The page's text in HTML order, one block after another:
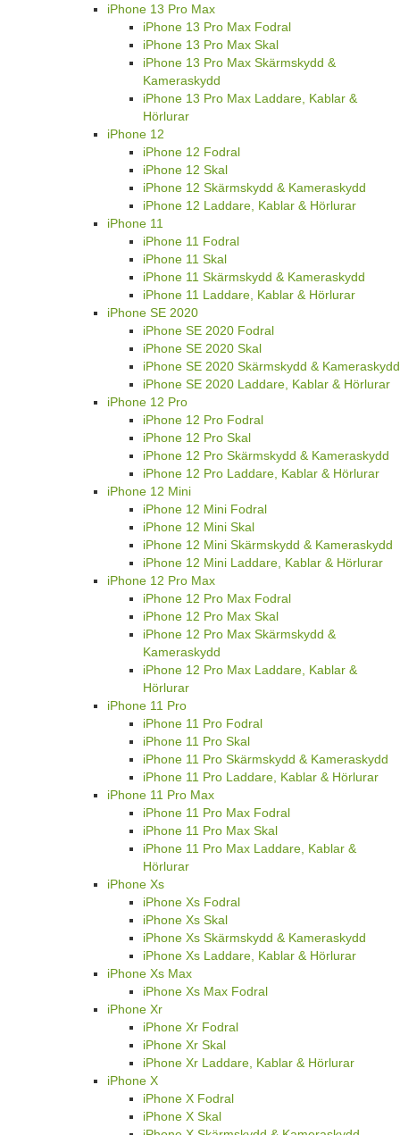
iPhone 13 Pro Max
iPhone 13 Pro Max Fodral
iPhone 13 Pro Max Skal
iPhone 13 Pro Max Skärmskydd &
Kameraskydd
iPhone 13 Pro Max Laddare, Kablar &
Hörlurar
iPhone 12
iPhone 12 Fodral
iPhone 12 Skal
iPhone 12 Skärmskydd & Kameraskydd
iPhone 12 Laddare, Kablar & Hörlurar
iPhone 11
iPhone 11 Fodral
iPhone 11 Skal
iPhone 11 Skärmskydd & Kameraskydd
iPhone 11 Laddare, Kablar & Hörlurar
iPhone SE 2020
iPhone SE 2020 Fodral
iPhone SE 2020 Skal
iPhone SE 2020 Skärmskydd & Kameraskydd
iPhone SE 2020 Laddare, Kablar & Hörlurar
iPhone 12 Pro
iPhone 12 Pro Fodral
iPhone 12 Pro Skal
iPhone 12 Pro Skärmskydd & Kameraskydd
iPhone 12 Pro Laddare, Kablar & Hörlurar
iPhone 12 Mini
iPhone 12 Mini Fodral
iPhone 12 Mini Skal
iPhone 12 Mini Skärmskydd & Kameraskydd
iPhone 12 Mini Laddare, Kablar & Hörlurar
iPhone 12 Pro Max
iPhone 12 Pro Max Fodral
iPhone 12 Pro Max Skal
iPhone 12 Pro Max Skärmskydd &
Kameraskydd
iPhone 12 Pro Max Laddare, Kablar &
Hörlurar
iPhone 11 Pro
iPhone 11 Pro Fodral
iPhone 11 Pro Skal
iPhone 11 Pro Skärmskydd & Kameraskydd
iPhone 11 Pro Laddare, Kablar & Hörlurar
iPhone 11 Pro Max
iPhone 11 Pro Max Fodral
iPhone 11 Pro Max Skal
iPhone 11 Pro Max Laddare, Kablar &
Hörlurar
iPhone Xs
iPhone Xs Fodral
iPhone Xs Skal
iPhone Xs Skärmskydd & Kameraskydd
iPhone Xs Laddare, Kablar & Hörlurar
iPhone Xs Max
iPhone Xs Max Fodral
iPhone Xr
iPhone Xr Fodral
iPhone Xr Skal
iPhone Xr Laddare, Kablar & Hörlurar
iPhone X
iPhone X Fodral
iPhone X Skal